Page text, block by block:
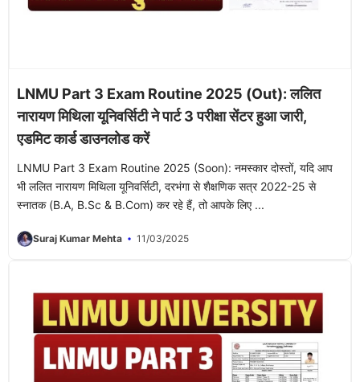
LNMU Part 3 Exam Routine 2025 (Out): ललित
नारायण मिथिला यूनिवर्सिटी ने पार्ट 3 परीक्षा सेंटर हुआ जारी,
एडमिट कार्ड डाउनलोड करें
LNMU Part 3 Exam Routine 2025 (Soon): नमस्कार दोस्तों, यदि आप
भी ललित नारायण मिथिला यूनिवर्सिटी, दरभंगा से शैक्षणिक सत्र 2022-25 से
स्नातक (B.A, B.Sc & B.Com) कर रहे हैं, तो आपके लिए ...
Suraj Kumar Mehta 11/03/2025